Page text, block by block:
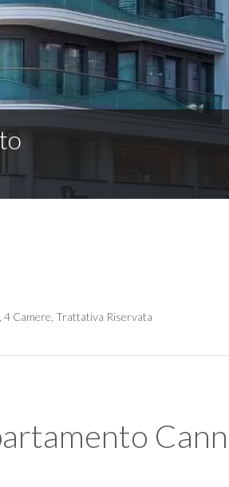
4 Camere, Trattativa Riservata